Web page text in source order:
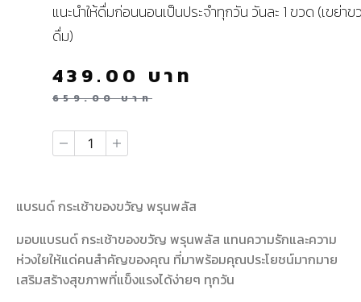
แนะนำให้ดื่มก่อนนอนเป็นประจำทุกวัน วันละ 1 ขวด (เขย่า
ดื่ม)
659.00บาท
439.00 บาท
แบรนด์ กระเช้าของขวัญ พรุนพลัส
มอบแบรนด์ กระเช้าของขวัญ พรุนพลัส แทนความรักและความ
ห่วงใยให้แด่คนสำคัญของคุณ ที่มาพร้อมคุณประโยชน์มากมาย
เสริมสร้างสุขภาพที่แข็งแรงได้ง่ายๆ ทุกวัน